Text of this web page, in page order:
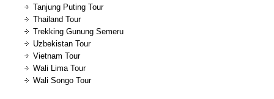
Tanjung Puting Tour
Thailand Tour
Trekking Gunung Semeru
Uzbekistan Tour
Vietnam Tour
Wali Lima Tour
Wali Songo Tour